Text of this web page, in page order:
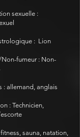
sexuelle :
: Lion
Non-fumeur : Non-
: allemand, anglais
: Technicien,
sauna, natation,